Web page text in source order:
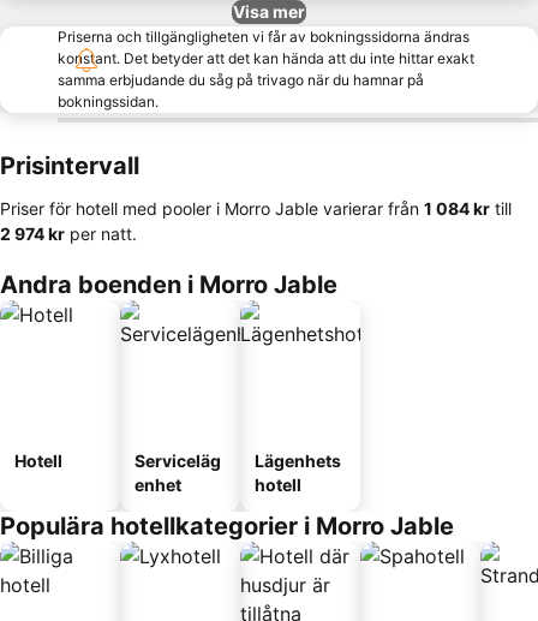
Visa mer
Priserna och tillgängligheten vi får av bokningssidorna ändras
konstant. Det betyder att det kan hända att du inte hittar exakt
samma erbjudande du såg på trivago när du hamnar på
bokningssidan.
Prisintervall
Priser för hotell med pooler i Morro Jable varierar från ‎1 084 kr till
‎2 974 kr per natt.
Andra boenden i Morro Jable
Hotell
Serviceläg
enhet
Lägenhets
hotell
Populära hotellkategorier i Morro Jable